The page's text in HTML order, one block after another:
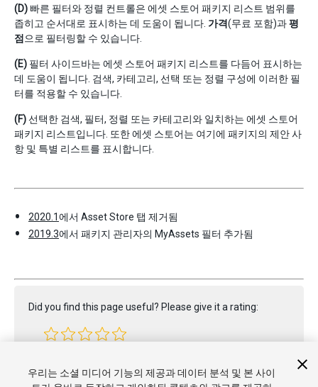
(D) 빠른 필터와 정렬 컨트롤은 에셋 스토어 패키지 리스트 범위를
좁히고 순서대로 표시하는 데 도움이 됩니다. 가격(무료 포함)과평
점 으로 필터링할 수 있습니다.
(E) 필터 사이드바는 에셋 스토어 패키지 리스트를 다듬어 표시하는
데 도움이 됩니다. 검색, 카테고리, 선택 또는 정렬 구성에 이러한 필
터를 적용할 수 있습니다.
(F)선택한 검색, 필터, 정렬 또는 카테고리와 일치하는 에셋 스토어
패키지 리스트입니다. 또한 에셋 스토어는 여기에 패키지의 제안 사
항 및 특별 리스트를 표시합니다.
2020.1에서 Asset Store 탭 제거됨
2019.3에서 패키지 관리자의 MyAssets 필터 추가됨
Did you find this page useful? Please give it a rating:
우리는 소셜 미디어 기능의 제공과 데이터 분석 및 본 사이